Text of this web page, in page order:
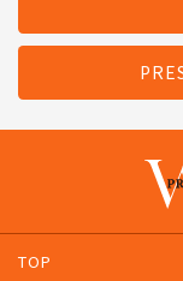
TOP